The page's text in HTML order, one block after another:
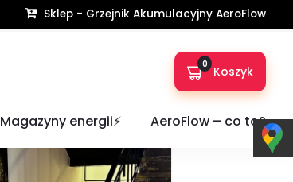
Sklep - Grzejnik Akumulacyjny AeroFlow
0 Koszyk
Magazyny energii⚡️ AeroFlow – co to?
Home Blog